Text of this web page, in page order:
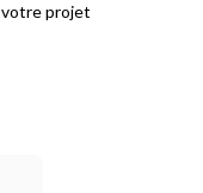
votre projet